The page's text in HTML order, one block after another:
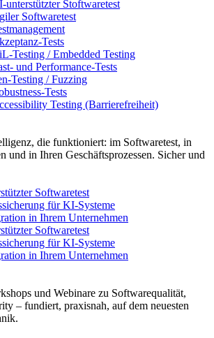
unterstützter Stoftwaretest
Softwaretest
Tests
Testing / Embedded Testing
und Performance-Tests
Testing / Fuzzing
Tests
Testing (Barrierefreiheit)
die funktioniert: im Softwaretest, in
und in Ihren Geschäftsprozessen. Sicher und
Softwaretest
für KI-Systeme
in Ihrem Unternehmen
Softwaretest
für KI-Systeme
in Ihrem Unternehmen
und Webinare zu Softwarequalität,
– fundiert, praxisnah, auf dem neuesten